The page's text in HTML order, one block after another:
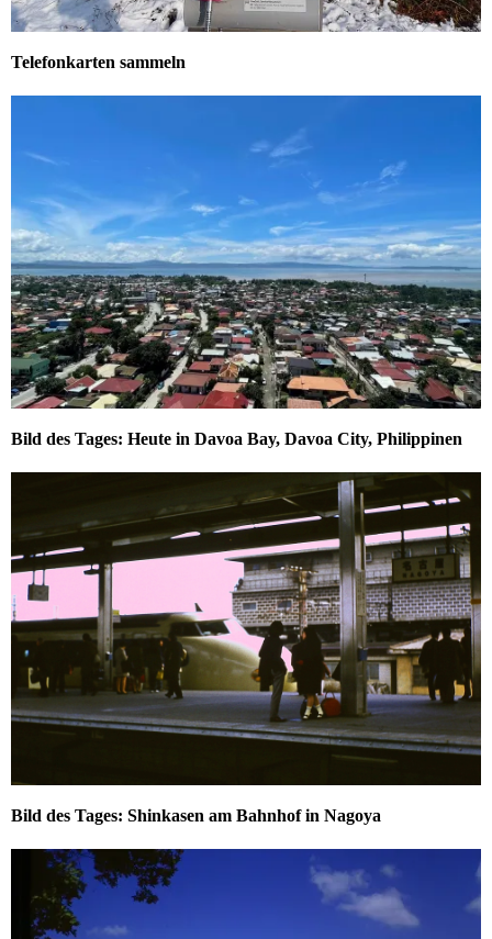
Telefonkarten sammeln
Bild des Tages: Heute in Davoa Bay, Davoa City, Philippinen
Bild des Tages: Shinkasen am Bahnhof in Nagoya